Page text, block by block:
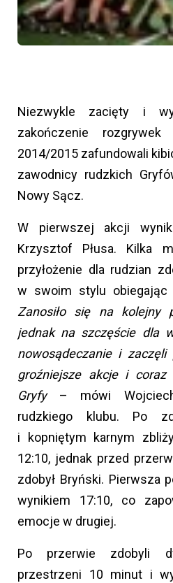
Niezwykle zacięty i
zakończenie
2014/2015 zafundowali
zawodnicy rudzkich
Nowy Sącz.
W pierwszej akcji
Krzysztof Płusa. Kilka
przyłożenie dla rudzian
w swoim stylu obiegając
Zanosiło się na kolejny
jednak na szczęście dla
nowosądeczanie i zaczęli
groźniejsze akcje i
Gryfy – mówi
rudzkiego klubu. Po
i kopniętym karnym
12:10, jednak przed
zdobył Bryński. Pierwsza
wynikiem 17:10, co
emocje w drugiej.
Po przerwie zdobyli
przestrzeni 10 minut i